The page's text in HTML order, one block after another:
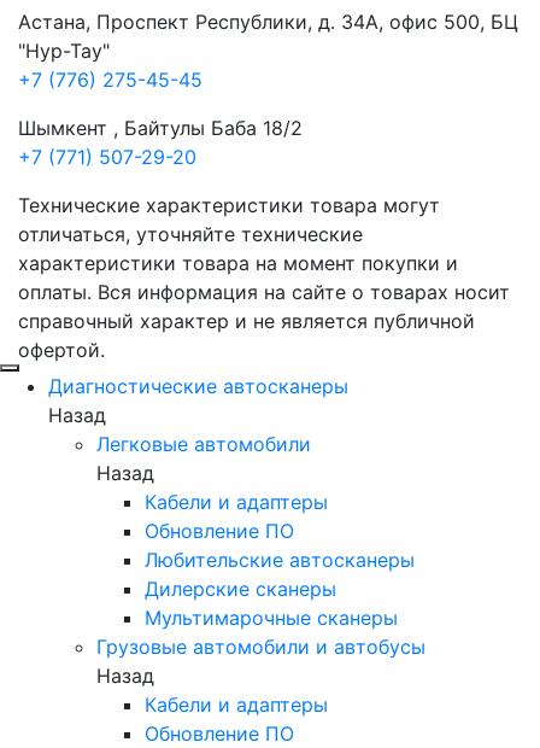
Астана, Проспект Республики, д. 34А​, офис 500, БЦ
"Нур-Тау"
+7 (776) 275-45-45
Шымкент , Байтулы Баба 18/2
+7 (771) 507-29-20
Технические характеристики товара могут
отличаться, уточняйте технические
характеристики товара на момент покупки и
оплаты. Вся информация на сайте о товарах носит
справочный характер и не является публичной
офертой.
Диагностические автосканеры
Назад
Легковые автомобили
Назад
Кабели и адаптеры
Обновление ПО
Любительские автосканеры
Дилерские сканеры
Мультимарочные сканеры
Грузовые автомобили и автобусы
Назад
Кабели и адаптеры
Обновление ПО